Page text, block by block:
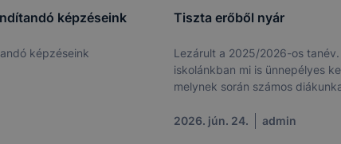
képzéseink
képzéseink
Tiszta erőből nyár
Lezárult a 2025/2026-os tanév.
iskolánkban mi is ünnepélyes
melynek során számos
2026. jún. 24. admin
tervezettől eltérően fog működni